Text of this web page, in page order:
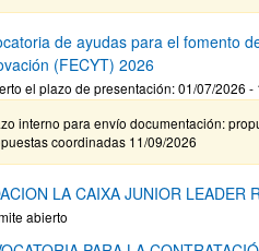
de ayudas para el fomento
(FECYT) 2026
el plazo de presentación: 01/07/2026 -
interno para envío documentación:
coordinadas 11/09/2026
LA CAIXA JUNIOR LEADER
abierto